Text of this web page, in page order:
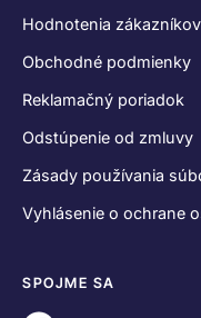
Hodnotenia zákazníkov
Obchodné podmienky
Reklamačný poriadok
Odstúpenie od zmluvy
Zásady používania
Vyhlásenie o ochrane
SPOJME SA